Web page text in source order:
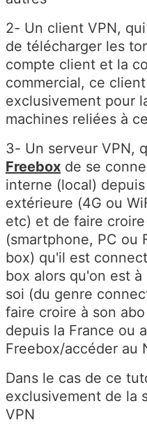
2- Un client VPN,
de télécharger les
compte client et la
commercial, ce
exclusivement pour
machines reliées à
3- Un serveur VPN,
Freebox de se
interne (local)
extérieure (4G ou
etc) et de faire
(smartphone, PC ou
box) qu'il est
box alors qu'on est
soi (du genre
faire croire à son
depuis la France ou
Freebox/accéder au
Dans le cas de ce
exclusivement de la
VPN